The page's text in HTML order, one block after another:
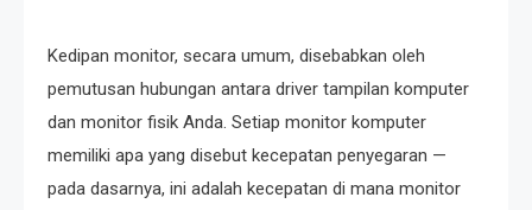
Kedipan monitor, secara umum, disebabkan oleh
pemutusan hubungan antara driver tampilan komputer
dan monitor fisik Anda. Setiap monitor komputer
memiliki apa yang disebut kecepatan penyegaran —
pada dasarnya, ini adalah kecepatan di mana monitor